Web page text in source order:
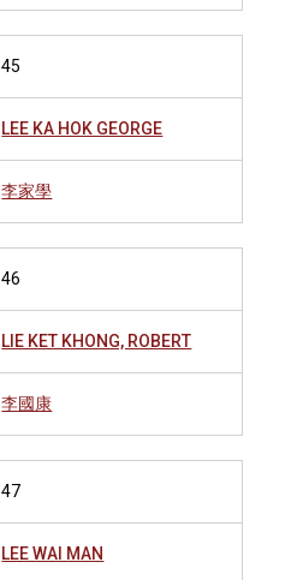
45
LEE KA HOK GEORGE
李家學
46
LIE KET KHONG, ROBERT
李國康
47
LEE WAI MAN